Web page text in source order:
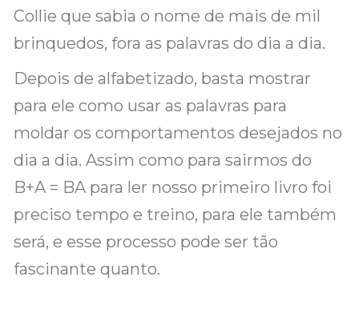
Collie que sabia o nome de mais de mil
brinquedos, fora as palavras do dia a dia.
Depois de alfabetizado, basta mostrar
para ele como usar as palavras para
moldar os comportamentos desejados no
dia a dia. Assim como para sairmos do
B+A = BA para ler nosso primeiro livro foi
preciso tempo e treino, para ele também
será, e esse processo pode ser tão
fascinante quanto.